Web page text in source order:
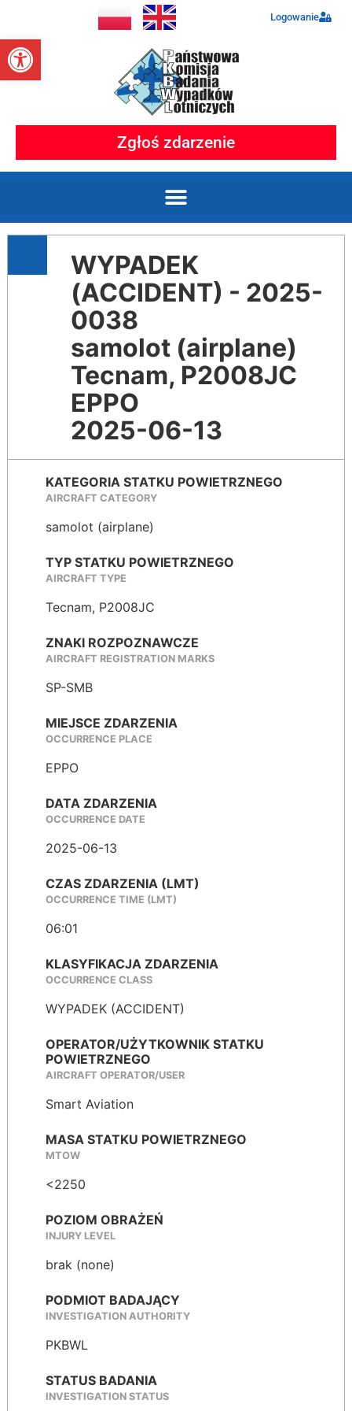
Otwórz pasek narzędzi
Logowanie
Zgłoś zdarzenie
WYPADEK
(ACCIDENT) - 2025-
0038
samolot (airplane)
Tecnam, P2008JC
EPPO
2025-06-13
KATEGORIA STATKU POWIETRZNEGO
AIRCRAFT CATEGORY
samolot (airplane)
TYP STATKU POWIETRZNEGO
AIRCRAFT TYPE
Tecnam, P2008JC
ZNAKI ROZPOZNAWCZE
AIRCRAFT REGISTRATION MARKS
SP-SMB
MIEJSCE ZDARZENIA
OCCURRENCE PLACE
EPPO
DATA ZDARZENIA
OCCURRENCE DATE
2025-06-13
CZAS ZDARZENIA (LMT)
OCCURRENCE TIME (LMT)
06:01
KLASYFIKACJA ZDARZENIA
OCCURRENCE CLASS
WYPADEK (ACCIDENT)
OPERATOR/UŻYTKOWNIK STATKU
POWIETRZNEGO
AIRCRAFT OPERATOR/USER
Smart Aviation
MASA STATKU POWIETRZNEGO
MTOW
<2250
POZIOM OBRAŻEŃ
INJURY LEVEL
brak (none)
PODMIOT BADAJĄCY
INVESTIGATION AUTHORITY
PKBWL
STATUS BADANIA
INVESTIGATION STATUS